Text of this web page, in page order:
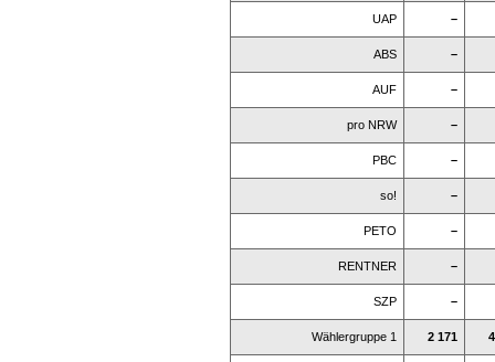
UAP –
ABS –
AUF –
pro NRW –
PBC –
so! –
PETO –
RENTNER –
SZP –
Wählergruppe 1 2 171